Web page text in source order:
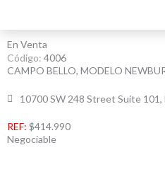
En Venta
Código: 4006
CAMPO BELLO, MODELO
10700 SW 248 Street Suite 101,
REF: $414.990
Negociable